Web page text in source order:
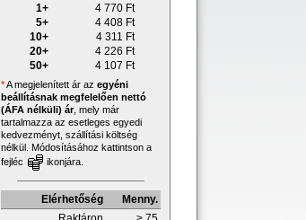
1+ 4 770 Ft
5+
4 408 Ft
10+
4 311 Ft
20+
4 226 Ft
50+
4 107 Ft
*A megjelenített ár az egyéni
beállításnak megfelelően nettó
(ÁFA nélküli) ár, mely már
tartalmazza az esetleges egyedi
kedvezményt, szállítási költség
nélkül. Módosításához kattintson a
fejléc
ikonjára.
Elérhetőség
Menny.